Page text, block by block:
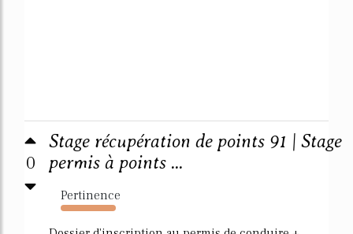
0
Stage récupération de points 91 | Stage
permis à points ...
Pertinence
2422%